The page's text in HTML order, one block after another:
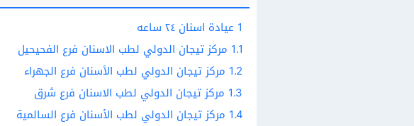
1 عيادة اسنان ٢٤ ساعه
1.1 مركز تيجان الدولي لطب الاسنان فرع الفحيحيل
1.2 مركز تيجان الدولي لطب الأسنان فرع الجهراء
1.3 مركز تيجان الدولي لطب الاسنان فرع شرق
1.4 مركز تيجان الدولي لطب الأسنان فرع السالمية